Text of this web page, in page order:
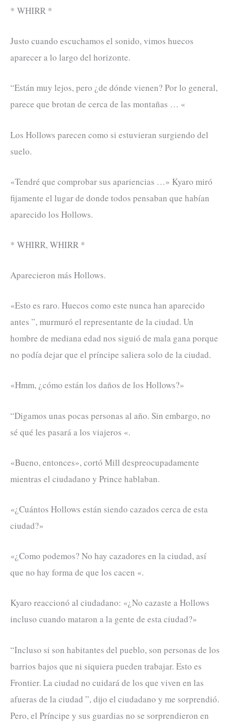
* WHIRR *
Justo cuando escuchamos el sonido, vimos huecos
aparecer a lo largo del horizonte.
“Están muy lejos, pero ¿de dónde vienen? Por lo general,
parece que brotan de cerca de las montañas … «
Los Hollows parecen como si estuvieran surgiendo del
suelo.
«Tendré que comprobar sus apariencias …» Kyaro miró
fijamente el lugar de donde todos pensaban que habían
aparecido los Hollows.
* WHIRR, WHIRR *
Aparecieron más Hollows.
«Esto es raro. Huecos como este nunca han aparecido
antes ”, murmuró el representante de la ciudad. Un
hombre de mediana edad nos siguió de mala gana porque
no podía dejar que el príncipe saliera solo de la ciudad.
«Hmm, ¿cómo están los daños de los Hollows?»
“Digamos unas pocas personas al año. Sin embargo, no
sé qué les pasará a los viajeros «.
«Bueno, entonces», cortó Mill despreocupadamente
mientras el ciudadano y Prince hablaban.
«¿Cuántos Hollows están siendo cazados cerca de esta
ciudad?»
«¿Como podemos? No hay cazadores en la ciudad, así
que no hay forma de que los cacen «.
Kyaro reaccionó al ciudadano: «¿No cazaste a Hollows
incluso cuando mataron a la gente de esta ciudad?»
“Incluso si son habitantes del pueblo, son personas de los
barrios bajos que ni siquiera pueden trabajar. Esto es
Frontier. La ciudad no cuidará de los que viven en las
afueras de la ciudad ”, dijo el ciudadano y me sorprendió.
Pero, el Príncipe y sus guardias no se sorprendieron en